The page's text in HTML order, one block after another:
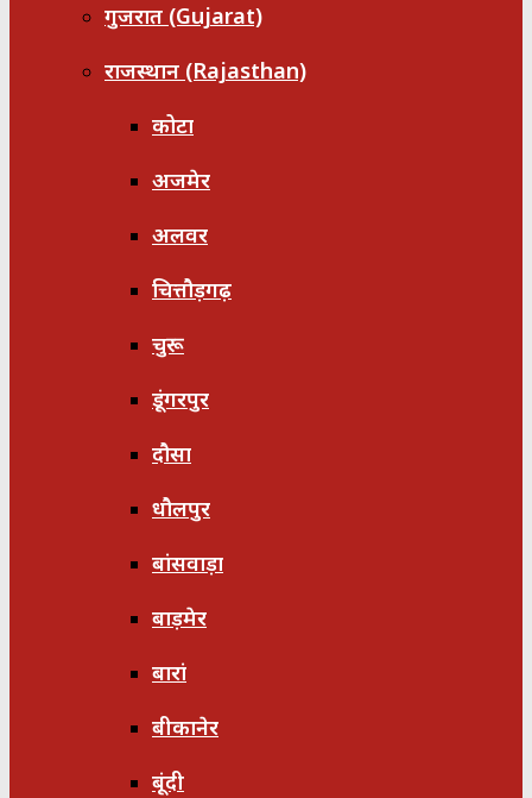
गुजरात (Gujarat)
राजस्थान (Rajasthan)
कोटा
अजमेर
अलवर
चित्तौड़गढ़
चुरू
डूंगरपुर
दौसा
धौलपुर
बांसवाड़ा
बाड़मेर
बारां
बीकानेर
बूंदी